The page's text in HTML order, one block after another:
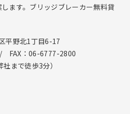
ます。ブリッジブレーカー無料貸
平野北1丁目6-17
：06-6777-2800
まで徒歩3分）